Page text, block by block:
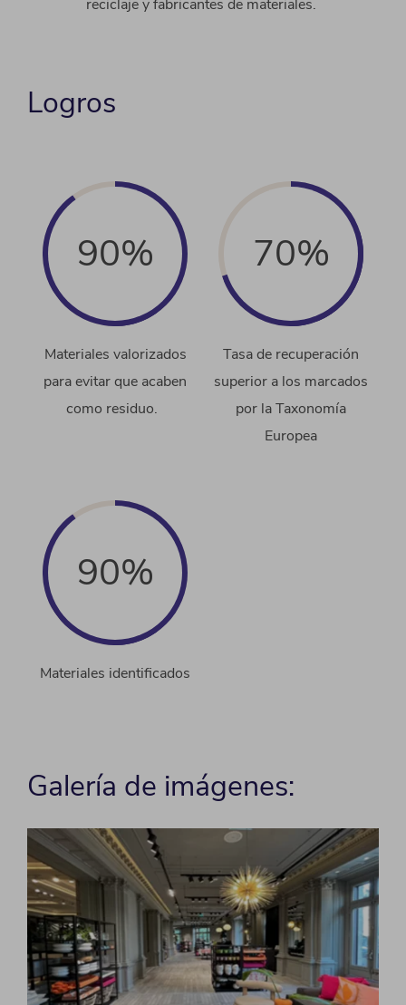
reciclaje y fabricantes de materiales.
Logros
90%
Materiales valorizados
para evitar que acaben
como residuo.
70%
Tasa de recuperación
superior a los marcados
por la Taxonomía
Europea
90%
Materiales identificados
Galería de imágenes: